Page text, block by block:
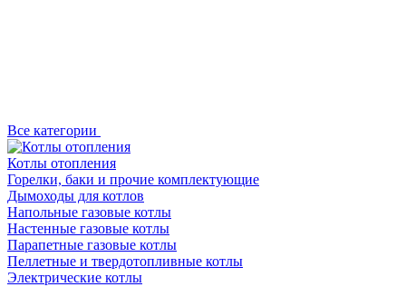
Все категории
Котлы отопления
Горелки, баки и прочие комплектующие
Дымоходы для котлов
Напольные газовые котлы
Настенные газовые котлы
Парапетные газовые котлы
Пеллетные и твердотопливные котлы
Электрические котлы